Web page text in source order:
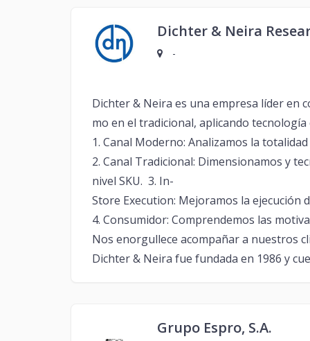
Dichter & Neira
-
Dichter & Neira es una empresa líder en
mo en el tradicional, aplicando
1. Canal Moderno: Analizamos la
2. Canal Tradicional: Dimensionamos y
nivel SKU. 3. In-
Store Execution: Mejoramos la
4. Consumidor: Comprendemos las
Nos enorgullece acompañar a nuestros
Dichter & Neira fue fundada en 1986 y
Grupo Espro, S.A.